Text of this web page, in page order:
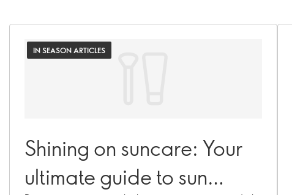
IN SEASON ARTICLES
Shining on suncare: Your
ultimate guide to sun